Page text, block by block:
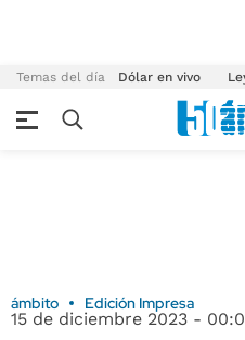
Temas del día Dólar en vivo
ámbito Edición Impresa
15 de diciembre 2023 -